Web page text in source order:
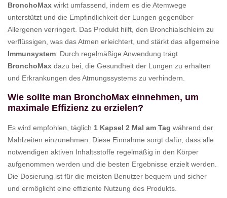
BronchoMax wirkt umfassend, indem es die Atemwege
unterstützt und die Empfindlichkeit der Lungen gegenüber
Allergenen verringert. Das Produkt hilft, den Bronchialschleim zu
verflüssigen, was das Atmen erleichtert, und stärkt das allgemeine
Immunsystem . Durch regelmäßige Anwendung trägt
BronchoMax dazu bei, die Gesundheit der Lungen zu erhalten
und Erkrankungen des Atmungssystems zu verhindern.
Wie sollte man BronchoMax einnehmen, um
maximale Effizienz zu erzielen?
Es wird empfohlen, täglich 1 Kapsel 2 Mal am Tag während der
Mahlzeiten einzunehmen. Diese Einnahme sorgt dafür, dass alle
notwendigen aktiven Inhaltsstoffe regelmäßig in den Körper
aufgenommen werden und die besten Ergebnisse erzielt werden.
Die Dosierung ist für die meisten Benutzer bequem und sicher
und ermöglicht eine effiziente Nutzung des Produkts.